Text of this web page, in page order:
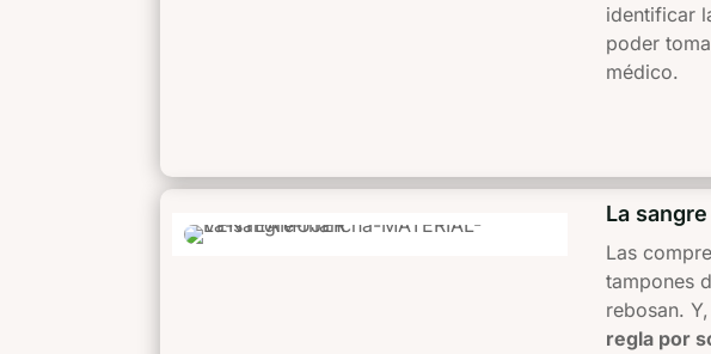
identificar
poder
médico.
La
Las
tampones
rebosan.
regla por